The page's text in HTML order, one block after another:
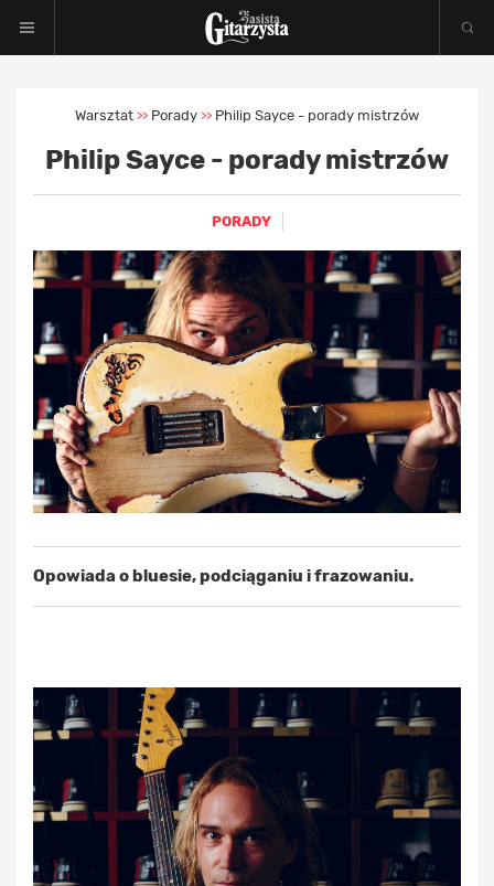
Warsztat >> Porady >> Philip Sayce - porady mistrzów
Philip Sayce - porady mistrzów
PORADY
Opowiada o bluesie, podciąganiu i frazowaniu.